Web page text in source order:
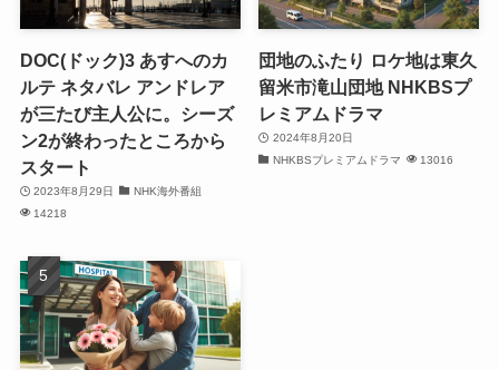
DOC(ドック)3 あすへのカ
ルテ ネタバレ アンドレア
が三たび主人公に。シーズ
ン2が終わったところから
スタート
2023年8月29日
NHK海外番組
14218
団地のふたり ロケ地は東久
留米市滝山団地 NHKBSプ
レミアムドラマ
2024年8月20日
NHKBSプレミアムドラマ
13016